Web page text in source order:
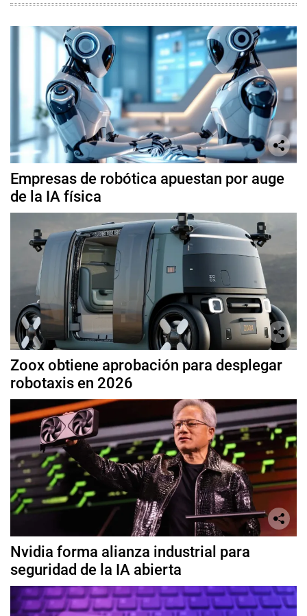
Empresas de robótica apuestan por auge
de la IA física
Zoox obtiene aprobación para desplegar
robotaxis en 2026
Nvidia forma alianza industrial para
seguridad de la IA abierta